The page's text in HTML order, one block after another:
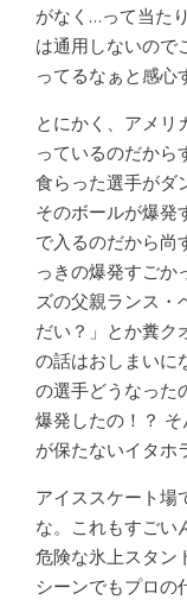
がなく…って当た
は通用しないので
ってるなぁと感心
とにかく、アメリ
っているのだから
食らった選手がダ
そのボールが爆発
で入るのだから尚
っきの爆発すごか
ズの父親ランス・
だい？」とか糞ク
の話はおしまいに
の選手どうなった
爆発したの！？
が保たないイタホ
アイススケート場
な。これもすごい
危険な氷上スタン
シーンでもプロの